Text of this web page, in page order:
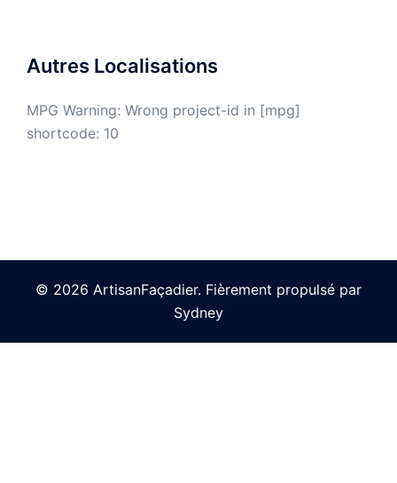
Autres Localisations
MPG Warning: Wrong project-id in [mpg]
shortcode: 10
© 2026 ArtisanFaçadier. Fièrement propulsé par
Sydney